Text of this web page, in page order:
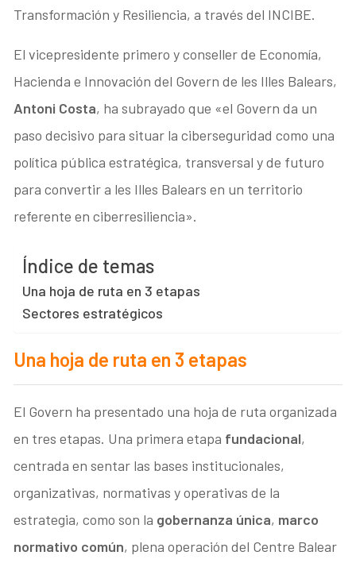
Transformación y Resiliencia, a través del INCIBE.
El vicepresidente primero y conseller de Economía,
Hacienda e Innovación del Govern de les Illes Balears,
Antoni Costa, ha subrayado que «el Govern da un
paso decisivo para situar la ciberseguridad como una
política pública estratégica, transversal y de futuro
para convertir a les Illes Balears en un territorio
referente en ciberresiliencia».
Índice de temas
Una hoja de ruta en 3 etapas
Sectores estratégicos
Una hoja de ruta en 3 etapas
El Govern ha presentado una hoja de ruta organizada
en tres etapas. Una primera etapa fundacional,
centrada en sentar las bases institucionales,
organizativas, normativas y operativas de la
estrategia, como son la gobernanza única, marco
normativo común, plena operación del Centre Balear